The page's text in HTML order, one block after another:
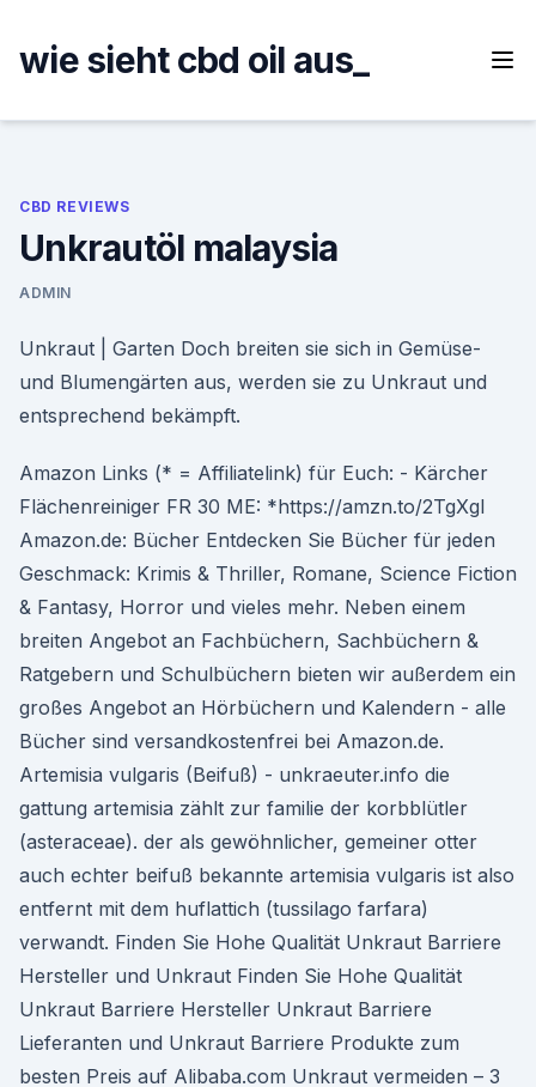
content
wie sieht cbd oil aus_
CBD REVIEWS
Unkrautöl malaysia
ADMIN
Unkraut | Garten Doch breiten sie sich in Gemüse-
und Blumengärten aus, werden sie zu Unkraut und
entsprechend bekämpft.
Amazon Links (* = Affiliatelink) für Euch: - Kärcher
Flächenreiniger FR 30 ME: *https://amzn.to/2TgXgl
Amazon.de: Bücher Entdecken Sie Bücher für jeden
Geschmack: Krimis & Thriller, Romane, Science Fiction
& Fantasy, Horror und vieles mehr. Neben einem
breiten Angebot an Fachbüchern, Sachbüchern &
Ratgebern und Schulbüchern bieten wir außerdem ein
großes Angebot an Hörbüchern und Kalendern - alle
Bücher sind versandkostenfrei bei Amazon.de.
Artemisia vulgaris (Beifuß) - unkraeuter.info die
gattung artemisia zählt zur familie der korbblütler
(asteraceae). der als gewöhnlicher, gemeiner otter
auch echter beifuß bekannte artemisia vulgaris ist also
entfernt mit dem huflattich (tussilago farfara)
verwandt. Finden Sie Hohe Qualität Unkraut Barriere
Hersteller und Unkraut Finden Sie Hohe Qualität
Unkraut Barriere Hersteller Unkraut Barriere
Lieferanten und Unkraut Barriere Produkte zum
besten Preis auf Alibaba.com Unkraut vermeiden – 3